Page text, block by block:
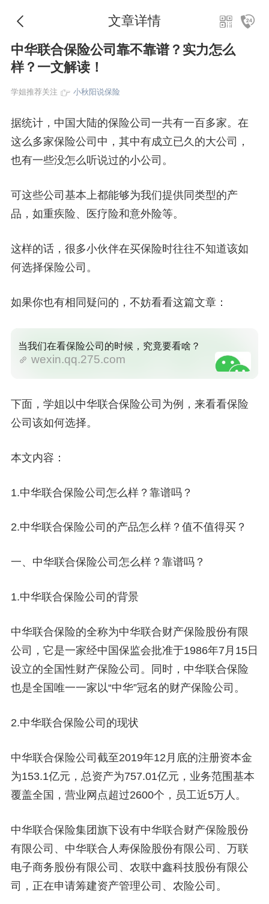
文章详情
中华联合保险公司靠不靠谱？实力怎么
样？一文解读！
学姐推荐关注 小秋阳说保险
据统计，中国大陆的保险公司一共有一百多家。在
这么多家保险公司中，其中有成立已久的大公司，
也有一些没怎么听说过的小公司。
可这些公司基本上都能够为我们提供同类型的产
品，如重疾险、医疗险和意外险等。
这样的话，很多小伙伴在买保险时往往不知道该如
何选择保险公司。
如果你也有相同疑问的，不妨看看这篇文章：
当我们在看保险公司的时候，究竟要看啥？
wexin.qq.275.com
下面，学姐以中华联合保险公司为例，来看看保险
公司该如何选择。
本文内容：
1.中华联合保险公司怎么样？靠谱吗？
2.中华联合保险公司的产品怎么样？值不值得买？
一、中华联合保险公司怎么样？靠谱吗？
1.中华联合保险公司的背景
中华联合保险的全称为中华联合财产保险股份有限
公司，它是一家经中国保监会批准于1986年7月15日
设立的全国性财产保险公司。同时，中华联合保险
也是全国唯一一家以“中华”冠名的财产保险公司。
2.中华联合保险公司的现状
中华联合保险公司截至2019年12月底的注册资本金
为153.1亿元，总资产为757.01亿元，业务范围基本
覆盖全国，营业网点超过2600个，员工近5万人。
中华联合保险集团旗下设有中华联合财产保险股份
有限公司、中华联合人寿保险股份有限公司、万联
电子商务股份有限公司、农联中鑫科技股份有限公
司，正在申请筹建资产管理公司、农险公司。